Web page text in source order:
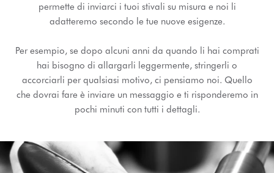
permette di inviarci i tuoi stivali su misura e noi li
adatteremo secondo le tue nuove esigenze.
Per esempio, se dopo alcuni anni da quando li hai comprati
hai bisogno di allargarli leggermente, stringerli o
accorciarli per qualsiasi motivo, ci pensiamo noi. Quello
che dovrai fare è inviare un messaggio e ti risponderemo in
pochi minuti con tutti i dettagli.